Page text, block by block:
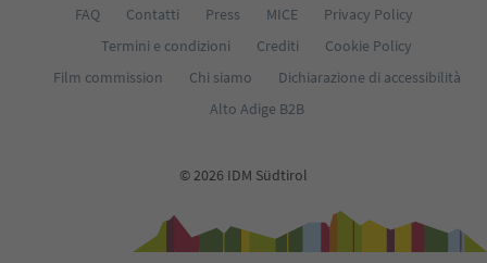
FAQ Contatti Press MICE
Privacy Policy
Termini e condizioni
Crediti
Cookie Policy
Film commission
Chi siamo
Dichiarazione di accessibilità
Alto Adige B2B
© 2026 IDM Südtirol